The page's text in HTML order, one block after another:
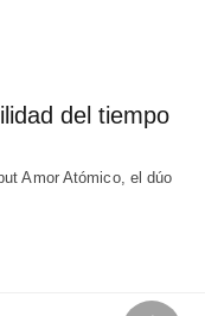
del tiempo
Amor Atómico, el dúo